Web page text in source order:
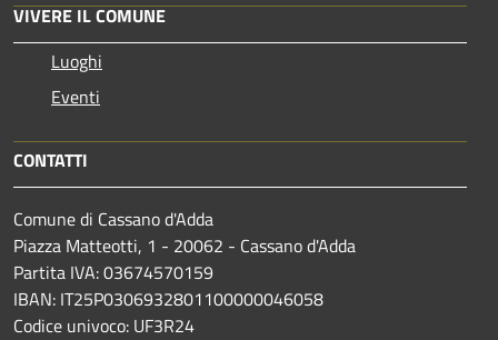
VIVERE IL COMUNE
Luoghi
Eventi
CONTATTI
Comune di Cassano d'Adda
Piazza Matteotti, 1 - 20062 - Cassano d'Adda
Partita IVA: 03674570159
IBAN: IT25P0306932801100000046058
Codice univoco: UF3R24